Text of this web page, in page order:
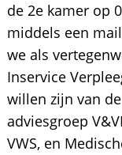
de 2e kamer op
middels een
we als
Inservice
willen zijn van
adviesgroep
VWS, en